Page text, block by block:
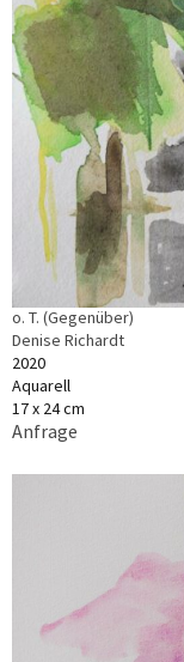
o. T. (Gegenüber)
Denise Richardt
2020
Aquarell
17 x 24 cm
Anfrage